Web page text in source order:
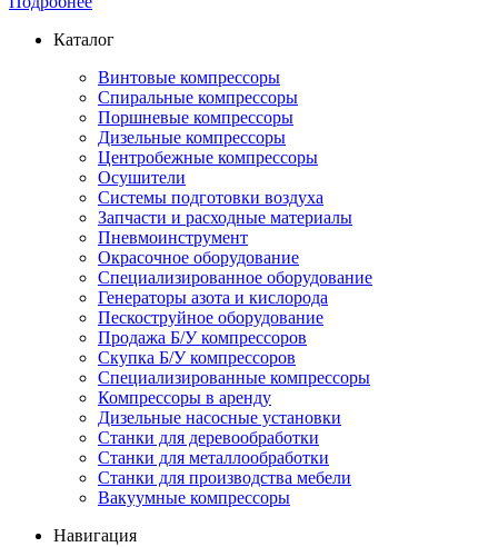
Каталог
Винтовые компрессоры
Спиральные компрессоры
Поршневые компрессоры
Дизельные компрессоры
Центробежные компрессоры
Осушители
Системы подготовки воздуха
Запчасти и расходные материалы
Пневмоинструмент
Окрасочное оборудование
Специализированное оборудование
Генераторы азота и кислорода
Пескоструйное оборудование
Продажа Б/У компрессоров
Скупка Б/У компрессоров
Специализированные компрессоры
Компрессоры в аренду
Дизельные насосные установки
Станки для деревообработки
Станки для металлообработки
Станки для производства мебели
Вакуумные компрессоры
Навигация